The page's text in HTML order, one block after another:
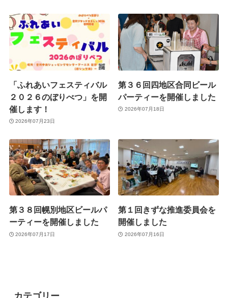
「ふれあいフェスティバル
２０２６のぼりべつ」を開
催します！
2026年07月23日
第３６回四地区合同ビール
パーティーを開催しました
2026年07月18日
第３８回幌別地区ビールパ
ーティーを開催しました
2026年07月17日
第１回きずな推進委員会を
開催しました
2026年07月16日